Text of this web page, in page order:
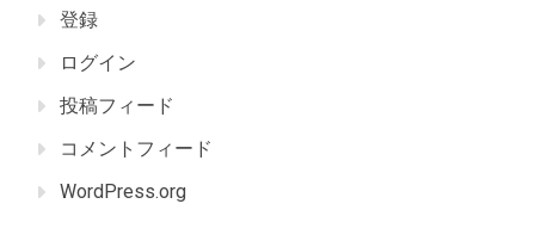
登録
ログイン
投稿フィード
コメントフィード
WordPress.org